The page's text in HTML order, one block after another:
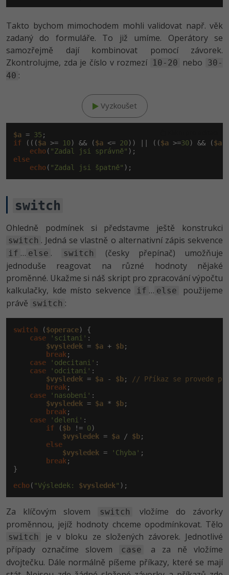
Takto bychom mimochodem mohli validovat např. věk
zadaný do formuláře. To již umíme. Operátory se
samozřejmě dají kombinovat pomocí závorek.
Zkontrolujme, zda je číslo v rozmezí 10-20 nebo
30-
40 :
Vyzkoušet
$a = 35
if ((($a >= 10) && ($a <= 20)) || (($a >=30) && ($a
echo( "Zadal jsi správně"
else
echo( "Zadal jsi špatně"
switch
Ohledně podmínek si představme ještě konstrukci
switch . Jedná se vlastně o alternativní zápis sekvence
if … else . switch
(česky přepínač) umožňuje
jednoduše reagovat na různé hodnoty nějaké
proměnné. Ukažme si náš skript pro zpracování výpočtu
kalkulačky, kde místo sekvence
if … else
použijeme
právě switch :
switch ($operace) {
case
'scitani' :
$vysledek = $a + $b;
break;
case
'odecitani' :
case
'odcitani' :
$vysledek = $a - $b;
// Příkaz se provede
break;
case
'nasobeni' :
$vysledek = $a * $b;
break;
case
'deleni' :
if ($b != 0)
$vysledek = $a / $b;
else
$vysledek = 'Chyba' ;
break;
}
echo( "Výsledek: $vysledek" );
Za klíčovým slovem switch
vložíme do závorky
proměnnou, jejíž hodnoty chceme opodmínkovat. Tělo
switch
je v bloku ze složených závorek. Jednotlivé
případy označíme slovem
case
a za ně vložíme
dvojtečku. Dále normálně píšeme příkazy, které se mají